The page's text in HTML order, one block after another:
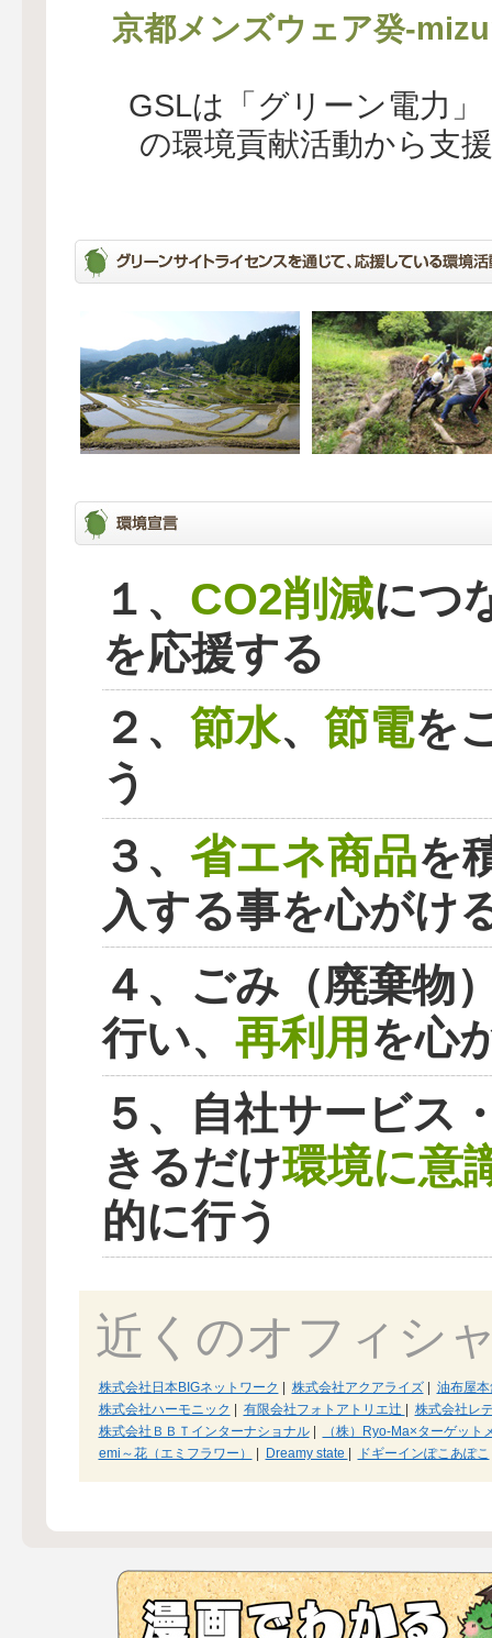
京都メンズウェア癸-
GSLは「グリーン電力
の環境貢献活動から支
１、 CO2削減につ
を応援する
２、 節水、 節電を
う
３、 省エネ商品を
入する事を心がけ
４、ごみ（廃棄物
行い、 再利用を心
５、自社サービス
きるだけ環境に意
的に行う
近くのオフィシ
株式会社日本BIGネットワーク 株式会社アクアライズ|
油布屋本
株式会社ハーモニック
有限会社フォトアトリエ辻
株式会社レ
株式会社ＢＢＴインターナショナル|
（株）Ryo-Ma×ターゲット
emi～花（エミフラワー）
Dreamy state ドギーインぽこあぽこ